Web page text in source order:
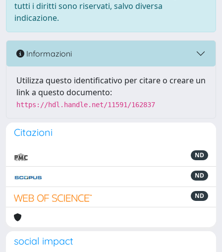
tutti i diritti sono riservati, salvo diversa
indicazione.
Informazioni
Utilizza questo identificativo per citare o creare un
link a questo documento:
https://hdl.handle.net/11591/162837
Citazioni
ND
ND
ND
social impact